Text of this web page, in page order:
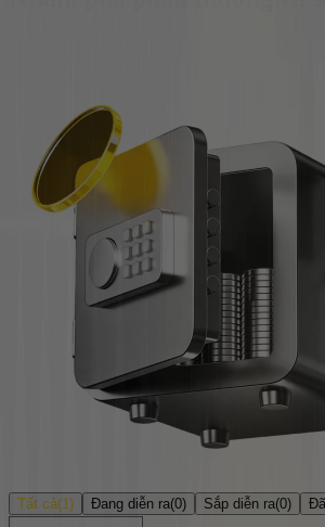
Tất cả(1 ) Đang diễn ra(0) Sắp diễn ra(0)